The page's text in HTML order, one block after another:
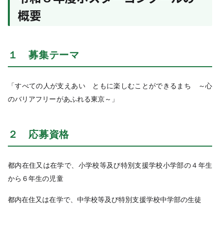
概要
１ 募集テーマ
「すべての人が支えあい ともに楽しむことができるまち ～心
のバリアフリーがあふれる東京～」
２ 応募資格
都内在住又は在学で、小学校等及び特別支援学校小学部の４年生
から６年生の児童
都内在住又は在学で、中学校等及び特別支援学校中学部の生徒